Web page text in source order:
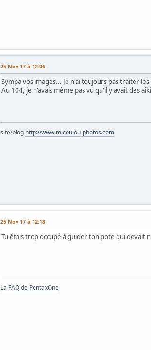
25 Nov 17 à 12:06
Sympa vos images... Je n'ai toujours pas traiter
Au 104, je n'avais même pas vu qu'il y avait des
site/blog http://www.micoulou-photos.com
25 Nov 17 à 12:18
Tu étais trop occupé à guider ton pote qui devait
La FAQ de PentaxOne